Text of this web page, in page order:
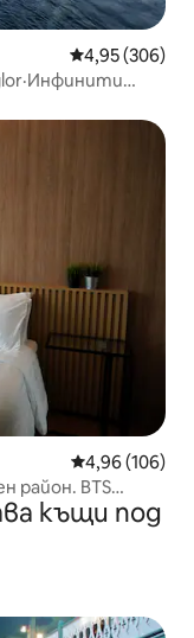
Средна
4,95 (306)
Средна
4,96 (106)
район. BTS
къщи под